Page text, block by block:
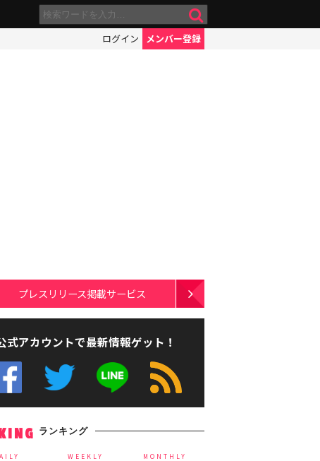
ログイン メンバー登録
プレスリリース掲載サービス
式アカウントで最新情報ゲット！
ランキング
WEEKLY MONTHLY